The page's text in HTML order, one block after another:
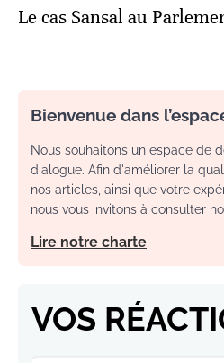
Le cas Sansal au
Bienvenue dans
Nous souhaitons un espace de
dialogue. Afin d'améliorer la
nos articles, ainsi que votre
nous vous invitons à consulter
Lire notre charte
VOS